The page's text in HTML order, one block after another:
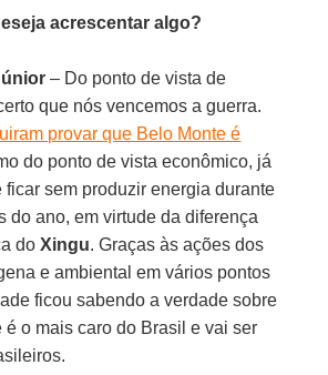
acrescentar algo?
– Do ponto de vista de
que nós vencemos a guerra.
provar que Belo Monte é
do ponto de vista econômico, já
ficar sem produzir energia durante
do ano, em virtude da diferença
doXingu. Graças às ações dos
e ambiental em vários pontos
ficou sabendo a verdade sobre
é o mais caro do Brasil e vai ser